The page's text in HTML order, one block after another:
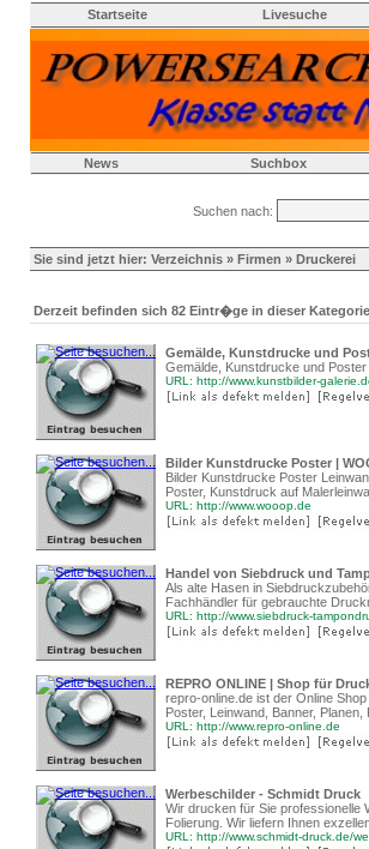
Startseite Livesuche
News Suchbox
Suchen nach:
Sie sind jetzt hier: Verzeichnis » Firmen » Druckerei
Derzeit befinden sich 82 Eintr�ge in dieser
Gemälde, Kunstdrucke und
Gemälde, Kunstdrucke und
URL: http://www.kunstbilder-
Bilder Kunstdrucke Poster |
Bilder Kunstdrucke Poster
Poster, Kunstdruck auf
URL: http://www.wooop.de
Handel von Siebdruck und
Als alte Hasen in
Fachhändler für gebrauchte
URL: http://www.siebdruck-
REPRO ONLINE | Shop für
repro-online.de ist der Online
Poster, Leinwand, Banner,
URL: http://www.repro-online.de
Werbeschilder - Schmidt Druck
Wir drucken für Sie professionelle
Folierung. Wir liefern Ihnen
URL: http://www.schmidt-druck.de/